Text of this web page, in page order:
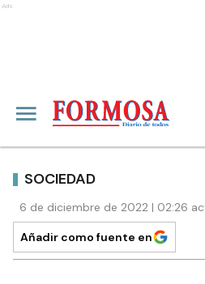
Ads
SOCIEDAD
6 de diciembre de 2022 | 02:26
Añadir como fuente en